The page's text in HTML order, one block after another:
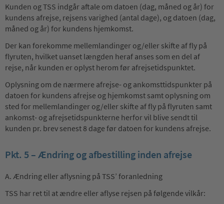
Kunden og TSS indgår aftale om datoen (dag, måned og år) for
kundens afrejse, rejsens varighed (antal dage), og datoen (dag,
måned og år) for kundens hjemkomst.
Der kan forekomme mellemlandinger og/eller skifte af fly på
flyruten, hvilket uanset længden heraf anses som en del af
rejse, når kunden er oplyst herom før afrejsetidspunktet.
Oplysning om de nærmere afrejse- og ankomsttidspunkter på
datoen for kundens afrejse og hjemkomst samt oplysning om
sted for mellemlandinger og/eller skifte af fly på flyruten samt
ankomst- og afrejsetidspunkterne herfor vil blive sendt til
kunden pr. brev senest 8 dage før datoen for kundens afrejse.
Pkt. 5 – Ændring og afbestilling inden afrejse
A. Ændring eller aflysning på TSS’ foranledning
TSS har ret til at ændre eller aflyse rejsen på følgende vilkår: